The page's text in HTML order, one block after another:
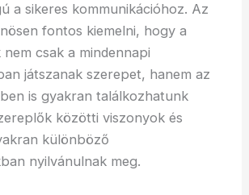
a sikeres kommunikációhoz. Az
fontos kiemelni, hogy a
csak a mindennapi
játszanak szerepet, hanem az
is gyakran találkozhatunk
közötti viszonyok és
különböző
nyilvánulnak meg.